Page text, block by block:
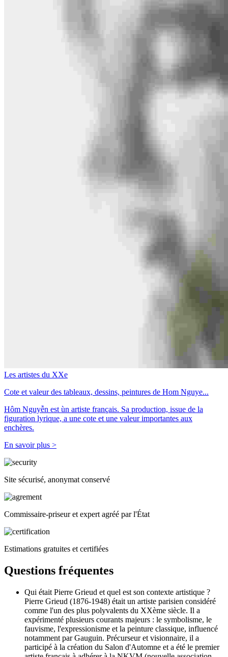
Les artistes du XXe
Cote et valeur des tableaux, dessins, peintures de Hom Nguye...
Hôm Nguyễn est ùn artiste français. Sa production, issue de la
figuration lyrique, a une cote et une valeur importantes aux
enchères.
En savoir plus >
Site sécurisé, anonymat conservé
Commissaire-priseur et expert agréé par l'État
Estimations gratuites et certifiées
Questions fréquentes
Qui était Pierre Grieud et quel est son contexte artistique ?
Pierre Grieud (1876-1948) était un artiste parisien considéré
comme l'un des plus polyvalents du XXème siècle. Il a
expérimenté plusieurs courants majeurs : le symbolisme, le
fauvisme, l'expressionisme et la peinture classique, influencé
notamment par Gauguin. Précurseur et visionnaire, il a
participé à la création du Salon d'Automne et a été le premier